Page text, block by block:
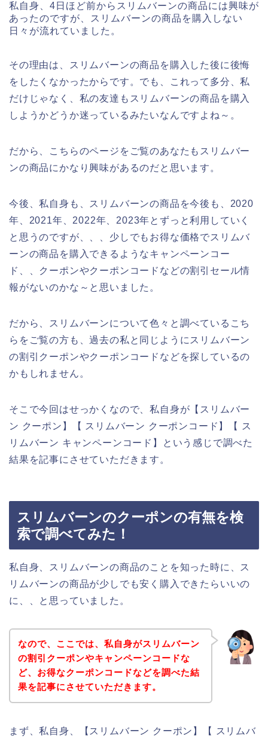
私自身、4日ほど前からスリムバーンの商品には興味が
あったのですが、スリムバーンの商品を購入しない
日々が流れていました。
その理由は、スリムバーンの商品を購入した後に後悔
をしたくなかったからです。でも、これって多分、私
だけじゃなく、私の友達もスリムバーンの商品を購入
しようかどうか迷っているみたいなんですよね～。
だから、こちらのページをご覧のあなたもスリムバー
ンの商品にかなり興味があるのだと思います。
今後、私自身も、スリムバーンの商品を今後も、2020
年、2021年、2022年、2023年とずっと利用していく
と思うのですが、、、少しでもお得な価格でスリムバ
ーンの商品を購入できるようなキャンペーンコー
ド、、クーポンやクーポンコードなどの割引セール情
報がないのかな～と思いました。
だから、スリムバーンについて色々と調べているこち
らをご覧の方も、過去の私と同じようにスリムバーン
の割引クーポンやクーポンコードなどを探しているの
かもしれません。
そこで今回はせっかくなので、私自身が【スリムバー
ン クーポン】【 スリムバーン クーポンコード】【 ス
リムバーン キャンペーンコード】という感じで調べた
結果を記事にさせていただきます。
スリムバーンのクーポンの有無を検
索で調べてみた！
私自身、スリムバーンの商品のことを知った時に、ス
リムバーンの商品が少しでも安く購入できたらいいの
に、、と思っていました。
なので、ここでは、私自身がスリムバーン
の割引クーポンやキャンペーンコードな
ど、お得なクーポンコードなどを調べた結
果を記事にさせていただきます。
まず、私自身、【スリムバーン クーポン】【 スリムバ